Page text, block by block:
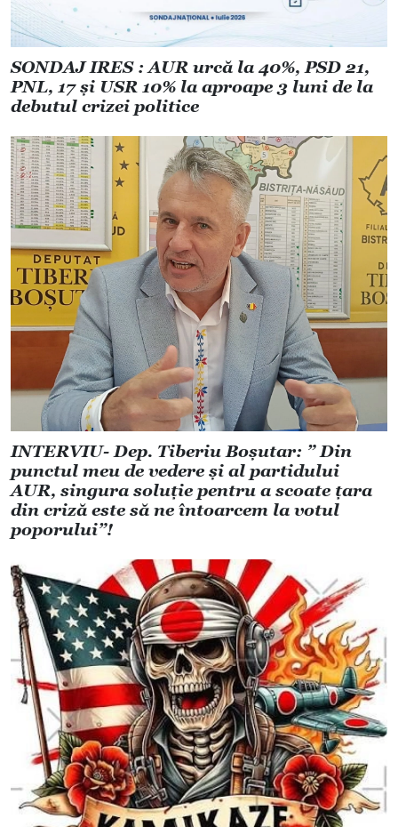
SONDAJ IRES : AUR urcă la 40%, PSD 21,
PNL, 17 și USR 10% la aproape 3 luni de la
debutul crizei politice
INTERVIU- Dep. Tiberiu Boșutar: ” Din
punctul meu de vedere și al partidului
AUR, singura soluție pentru a scoate țara
din criză este să ne întoarcem la votul
poporului”!